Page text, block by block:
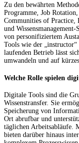
Zu den bewährten
Programme, Job Rotation,
Communities of
und
von personifiziertem
Tools wie der
laufenden Betrieb lässt
umwandeln und auf
Welche Rolle spielen
Digitale Tools sind die
Wissenstransfer. Sie
Speicherung von
Ort abrufbar und
täglichen Arbeitsabläufe.
bieten darüber hinaus